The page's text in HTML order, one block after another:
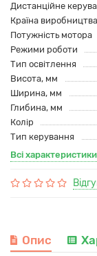
Дистанційне
Країна виробництва
Потужність мотора
Режими роботи
Тип освітлення
Висота, мм
Ширина, мм
Глибина, мм
Колір
Тип керування
Всі характеристики
Опис